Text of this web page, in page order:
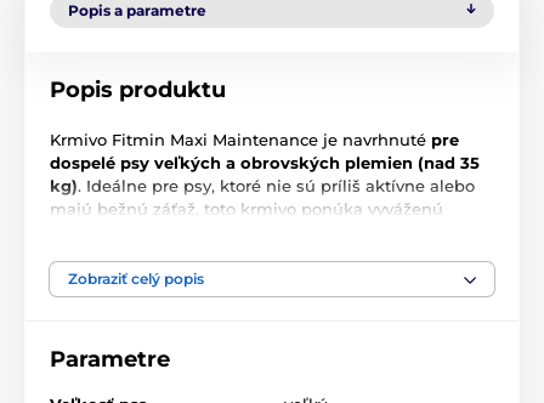
Popis a parametre
Popis produktu
Krmivo Fitmin Maxi Maintenance je navrhnuté pre
dospelé psy veľkých a obrovských plemien (nad 35
kg). Ideálne pre psy, ktoré nie sú príliš aktívne alebo
majú bežnú záťaž, toto krmivo ponúka vyváženú
Krmivo obsahuje50 % čerstvého hydinového mäsaa
rybacieho mäsa, čo zaisťuje vynikajúcu chuť a vysoko
kukurici, čo sú obilniny bez lepku, ktoré sú
Zobraziť celý popis
Parametre